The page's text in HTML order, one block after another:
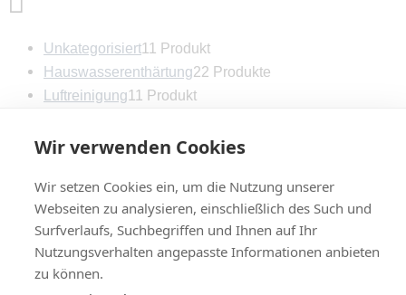
Wir verwenden Cookies
Wir setzen Cookies ein, um die Nutzung unserer
Webseiten zu analysieren, einschließlich des Such und
Surfverlaufs, Suchbegriffen und Ihnen auf Ihr
Nutzungsverhalten angepasste Informationen anbieten
zu können.
Unkategorisiert1 1 Produkt
Hauswasserenthärtung22 Produkte
Luftreinigung1 1 Produkt
Auftischgeräte 55 Produkte
Standgeräte22 Produkte
Untertischgeräte55 Produkte
Wechselfilter44 Produkte